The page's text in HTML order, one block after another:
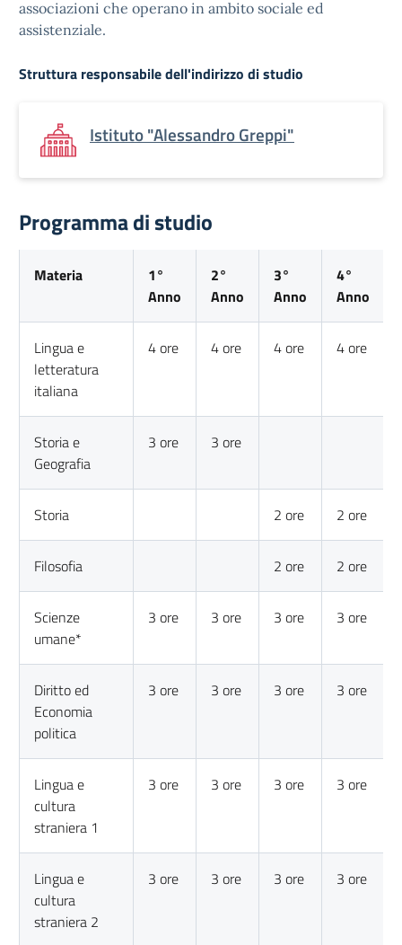
associazioni che operano in ambito sociale ed
assistenziale.
Struttura responsabile dell'indirizzo di studio
Istituto "Alessandro Greppi"
Programma di studio
Materia
1°
Anno
2°
Anno
3°
Anno
4°
Anno
Lingua e
letteratura
italiana
4 ore 4 ore 4 ore 4 ore
Storia e
Geografia
3 ore 3 ore
Storia 2 ore 2 ore
Filosofia 2 ore 2 ore
Scienze
umane*
3 ore 3 ore 3 ore 3 ore
Diritto ed
Economia
politica
3 ore 3 ore 3 ore 3 ore
Lingua e
cultura
straniera 1
3 ore 3 ore 3 ore 3 ore
Lingua e
cultura
straniera 2
3 ore 3 ore 3 ore 3 ore